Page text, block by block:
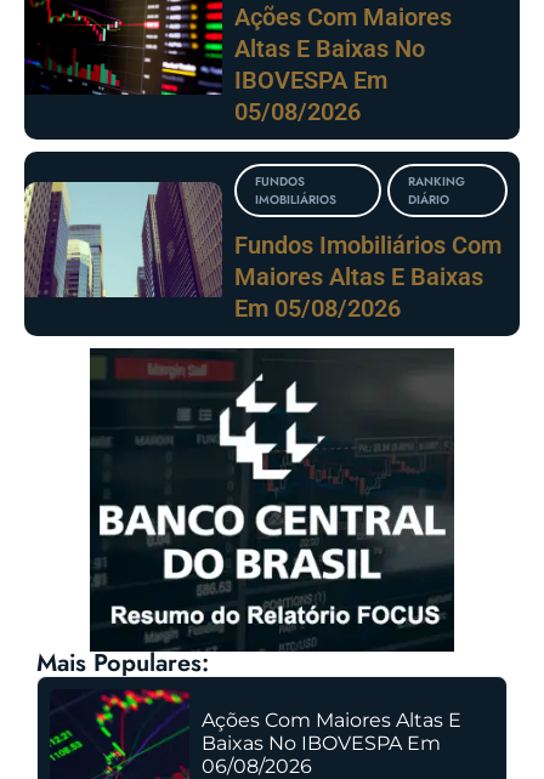
Ações Com Maiores
Altas E Baixas No
IBOVESPA Em
05/08/2026
FUNDOS
IMOBILIÁRIOS
RANKING
DIÁRIO
Fundos Imobiliários Com
Maiores Altas E Baixas
Em 05/08/2026
Mais Populares:
Ações Com Maiores Altas E
Baixas No IBOVESPA Em
06/08/2026